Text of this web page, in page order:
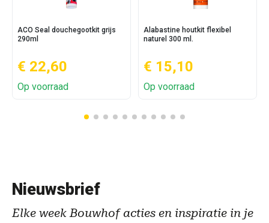
ACO Seal douchegootkit grijs
290ml
€ 22,60
Op voorraad
Alabastine houtkit flexibel
naturel 300 ml.
€ 15,10
Op voorraad
Nieuwsbrief
Elke week Bouwhof acties en inspiratie in je